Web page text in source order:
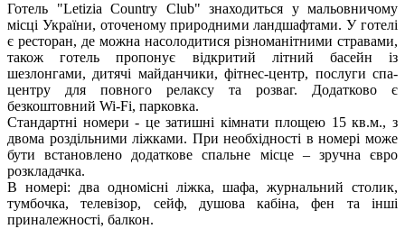
Готель "Letizia Country Club" знаходиться у мальовничому
місці України, оточеному природними ландшафтами. У готелі
є ресторан, де можна насолодитися різноманітними стравами,
також готель пропонує відкритий літний басейн із
шезлонгами, дитячі майданчики, фітнес-центр, послуги спа-
центру для повного релаксу та розваг. Додатково є
безкоштовний Wi-Fi, парковка.
Стандартні номери - це затишні кімнати площею 15 кв.м., з
двома роздільними ліжками. При необхідності в номері може
бути встановлено додаткове спальне місце – зручна євро
розкладачка.
В номері: два одномісні ліжка, шафа, журнальний столик,
тумбочка, телевізор, сейф, душова кабіна, фен та інші
приналежності, балкон.